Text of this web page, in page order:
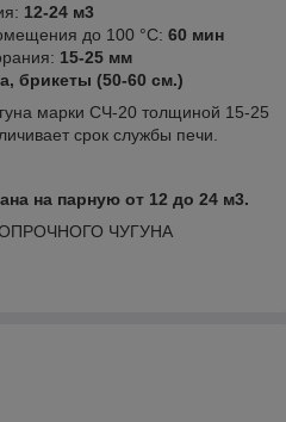
12-24 м3
до 100 °С: 60 мин
15-25 мм
брикеты (50-60 см.)
марки СЧ-20 толщиной 15-25
срок службы печи.
на парную от 12 до 24 м3.
ЧУГУНА